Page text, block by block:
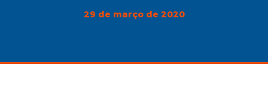
29 de março de 2020